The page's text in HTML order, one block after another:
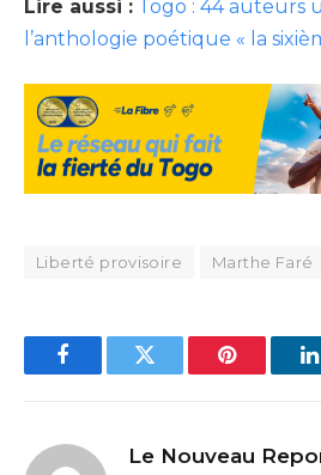
Lire aussi :
Togo : 44 auteurs
l’anthologie poétique « la
Liberté provisoire Marthe Faré
FacebookTwitter Pinterest
Le Nouveau